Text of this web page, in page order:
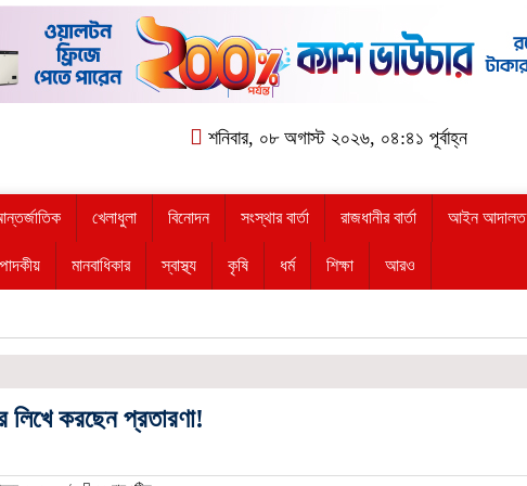
শনিবার, ০৮ অগাস্ট ২০২৬, ০৪:৪১ পূর্বাহ্ন
খেলাধুলা বিনোদন সংস্থার বার্তা রাজধানীর বার্তা আইন আদালত
মানবাধিকার স্বাস্থ্য কৃষি ধর্ম শিক্ষা আরও
লিখে করছেন প্রতারণা!